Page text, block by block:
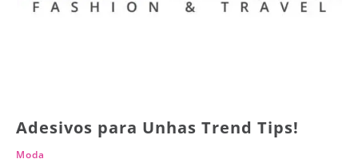
Adesivos para Unhas Trend Tips!
Moda